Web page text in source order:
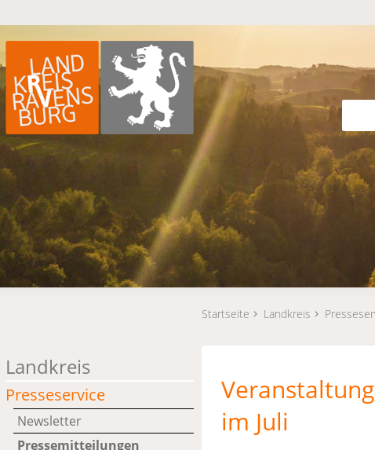
Startseite Landkreis
Landkreis
Presseservice
Newsletter
Pressemitteilungen
im Juli